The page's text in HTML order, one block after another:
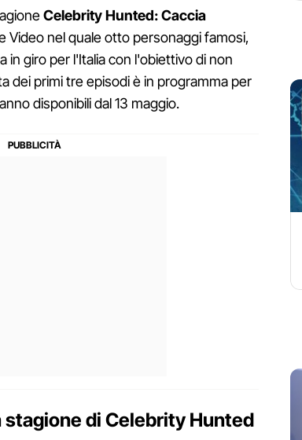
Celebrity Hunted: Caccia
Video nel quale otto personaggi famosi,
in giro per l'Italia con l'obiettivo di non
dei primi tre episodi è in programma per
disponibili dal 13 maggio.
stagione di Celebrity Hunted